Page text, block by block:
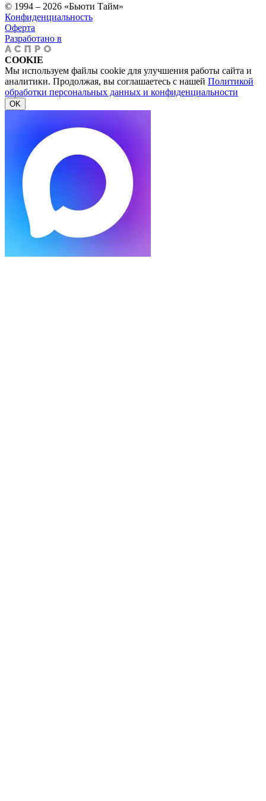
© 1994 – 2026 «Бьюти Тайм»
Конфиденциальность
Оферта
Разработано в
COOKIE
Мы используем файлы cookie для улучшения работы сайта и
аналитики. Продолжая, вы соглашаетесь с нашей Политикой
обработки персональных данных и конфиденциальности
OK